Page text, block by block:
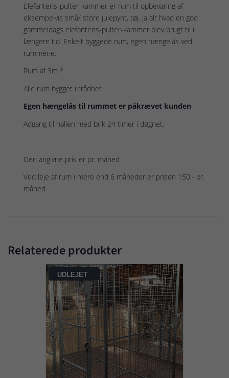
Elefantens-pulter-kammer er rum til opbevaring af
eksempelvis små/ store julepynt, tøj, ja alt hvad en god
gammeldags elefantens-pulter-kammer blev brugt til i
længere tid. Enkelt byggede rum, egen hængelås ved
rummene..
Rum af 3m 3
Alle rum bygget i trådnet
Egen hængelås til rummet er påkrævet kunden
Adgang til hallen med brik 24 timer i døgnet.
Den angivne pris er pr. måned
Ved leje af rum i mere end 6 måneder er prisen 150,- pr.
måned
Relaterede produkter
UDLEJET